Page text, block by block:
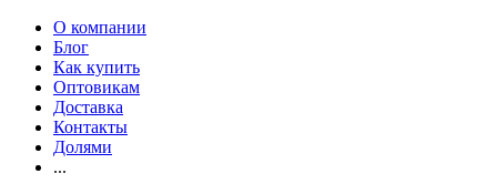
О компании
Блог
Как купить
Оптовикам
Доставка
Контакты
Долями
...